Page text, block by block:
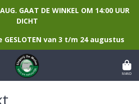
GAAT DE WINKEL OM 14:00 UUR
DICHT
van 3 t/m 24 augustus
MAND